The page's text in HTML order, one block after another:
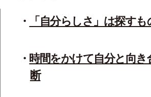
「自分らしさ」は探す
時間をかけて自分と向
断